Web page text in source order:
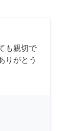
も親切で
りがとう